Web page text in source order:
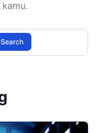
kamu.
artikel
Search